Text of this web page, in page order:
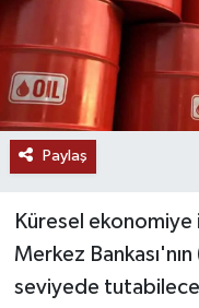
Paylaş
Küresel ekonomiye
Merkez
seviyede